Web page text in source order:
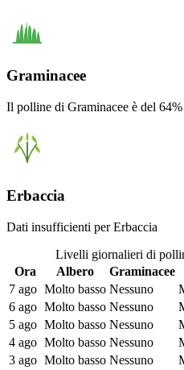
Graminacee
Il polline di Graminacee è del
Erbaccia
Dati insufficienti per Erbaccia
Livelli giornalieri di
Ora
Albero Graminacee
7 ago Molto basso Nessuno
6 ago Molto basso Nessuno
5 ago Molto basso Nessuno
4 ago Molto basso Nessuno
3 ago Molto basso Nessuno